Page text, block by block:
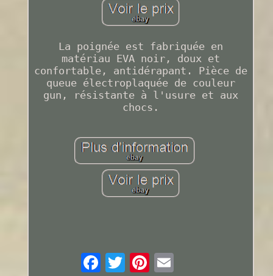
La poignée est fabriquée en
matériau EVA noir, doux et
confortable, antidérapant. Pièce de
queue électroplaquée de couleur
gun, résistante à l'usure et aux
chocs.